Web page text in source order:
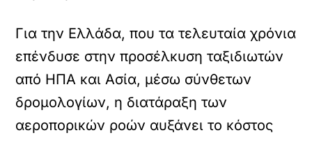
Για την Ελλάδα, που τα τελευταία χρόνια
επένδυσε στην προσέλκυση ταξιδιωτών
από ΗΠΑ και Ασία, μέσω σύνθετων
δρομολογίων, η διατάραξη των
αεροπορικών ροών αυξάνει το κόστος